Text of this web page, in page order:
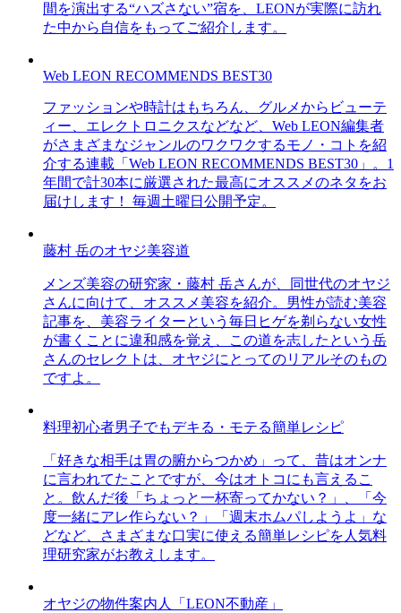
間を演出する“ハズさない”宿を、LEONが実際に訪れ
た中から自信をもってご紹介します。
Web LEON RECOMMENDS BEST30
ファッションや時計はもちろん、グルメからビューテ
ィー、エレクトロニクスなどなど、Web LEON編集者
がさまざまなジャンルのワクワクするモノ・コトを紹
介する連載「Web LEON RECOMMENDS BEST30」。1
年間で計30本に厳選された最高にオススメのネタをお
届けします！ 毎週土曜日公開予定。
藤村 岳のオヤジ美容道
メンズ美容の研究家・藤村 岳さんが、同世代のオヤジ
さんに向けて、オススメ美容を紹介。男性が読む美容
記事を、美容ライターという毎日ヒゲを剃らない女性
が書くことに違和感を覚え、この道を志したという岳
さんのセレクトは、オヤジにとってのリアルそのもの
ですよ。
料理初心者男子でもデキる・モテる簡単レシピ
「好きな相手は胃の腑からつかめ」って、昔はオンナ
に言われてたことですが、今はオトコにも言えるこ
と。飲んだ後「ちょっと一杯寄ってかない？」、「今
度一緒にアレ作らない？」「週末ホムパしようよ」な
どなど、さまざまな口実に使える簡単レシピを人気料
理研究家がお教えします。
オヤジの物件案内人「LEON不動産」